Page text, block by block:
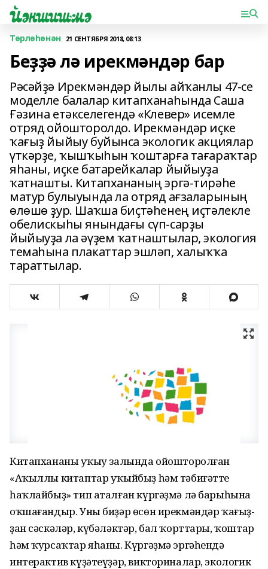
Төрлөһөнән 21 СЕНТЯБРЯ 2018, 08:13
Беҙҙә лә ирекмәндәр бар
Рәсәйҙә Ирекмәндәр йылы айҡанлы 47-се
моделле балалар китапханаһында Саша
Ғәзина етәкселегендә «Клевер» исемле
отряд ойошторолдо. Ирекмәндәр иҫке
ҡағыҙ йыйыу буйынса экологик акциялар
үткәрҙе, ҡыш­ҡыһын ҡоштарға тағараҡтар
яһаны, иҫке батарейкалар йыйыуҙа
ҡатнашты. Китапхананың эргә-тирәһе
матур булыуында ла отряд ағзаларының
өлөшө ҙур. Шаҡша биҫтәһенең иҫтәлекле
обелискыһы янындағы сүп-сарҙы
йыйыуҙа ла әүҙем ҡатнаштылар, экология
темаһына плакаттар эшләп, халыҡҡа
тараттылар.
Китапхананың уҡыу залында ойошторолған
«Аҡыллы китаптар уҡыйбыҙ һәм тәбиғәтте
һаҡлайбыҙ» тип аталған күргәҙмә лә барыһына
оҡшағандыр. Уны биҙәр өсөн ирекмәндәр ҡағыҙ­
ҙан сәскәләр, күбәләктәр, бал ҡорттары, ҡоштар
һәм ҡурсаҡтар яһаны. Күргәҙмә эргәһендә
интерактив күҙәтеүҙәр, викториналар, экологик